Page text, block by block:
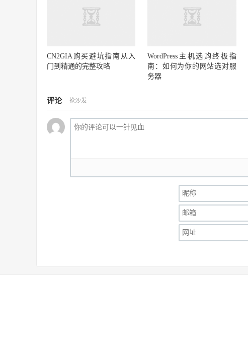
CN2GIA购买避坑指南从入
门到精通的完整攻略
WordPress主机选购终极指
南：如何为你的网站选对服
务器
评论 抢沙发